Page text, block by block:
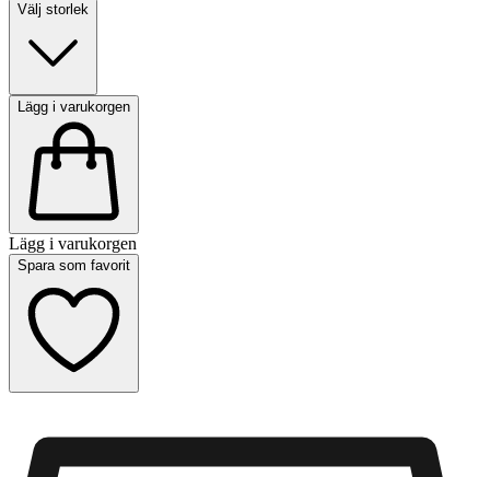
Välj storlek
Lägg i varukorgen
Lägg i varukorgen
Spara som favorit